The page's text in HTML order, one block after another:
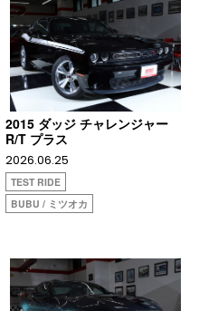
2015 ダッジ チャレンジャー
R/T プラス
2026.06.25
TEST RIDE
BUBU / ミツオカ